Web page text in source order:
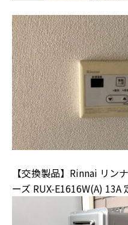
【交換製品】Rinnai リン
ーズ RUX-E1616W(A) 13A